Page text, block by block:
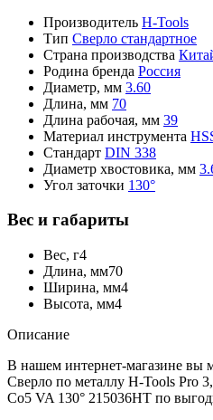
Производитель H-Tools
Тип Сверло стандартное
Страна производства
Родина бренда Россия
Диаметр, мм 3.60
Длина, мм 70
Длина рабочая, мм 39
Материал инструмента
Стандарт DIN 338
Диаметр хвостовика, мм
Угол заточки 130°
Вес и габариты
Вес, г4
Длина, мм70
Ширина, мм4
Высота, мм4
Описание
В нашем интернет-магазине вы
Сверло по металлу H-Tools Pro
Co5 VA 130° 215036HT по